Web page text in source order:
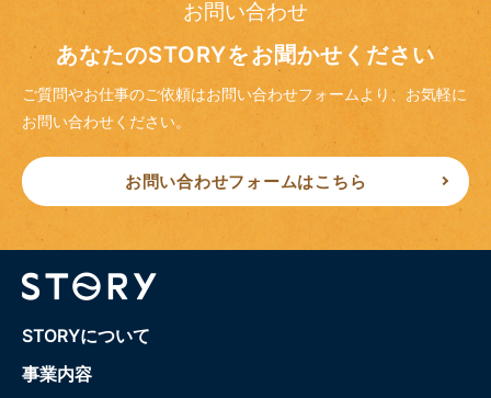
お問い合わせ
あなたのSTORYをお聞かせください
ご質問やお仕事のご依頼はお問い合わせフォームより、 お気軽に
お問い合わせください。
お問い合わせフォームはこちら
STORYについて
事業内容